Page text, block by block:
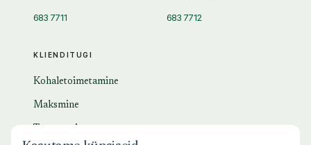
KLIENDITUGI
Kohaletoimetamine
Maksmine
683 7711 683 7712